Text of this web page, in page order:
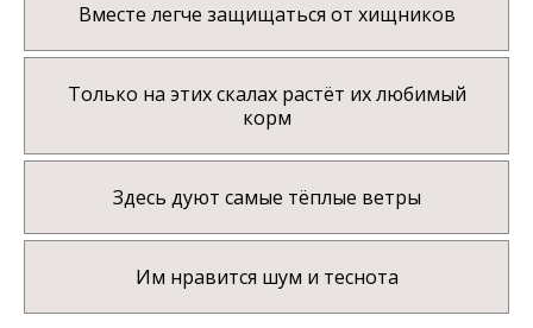
Вместе легче защищаться от хищников
Только на этих скалах растёт их любимый
корм
Здесь дуют самые тёплые ветры
Им нравится шум и теснота